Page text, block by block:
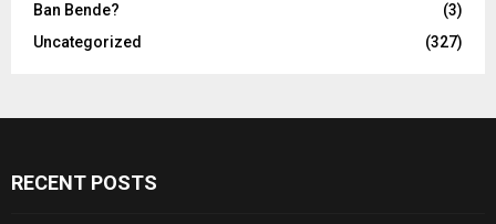
Ban Bende?
(3)
Uncategorized
(327)
RECENT POSTS